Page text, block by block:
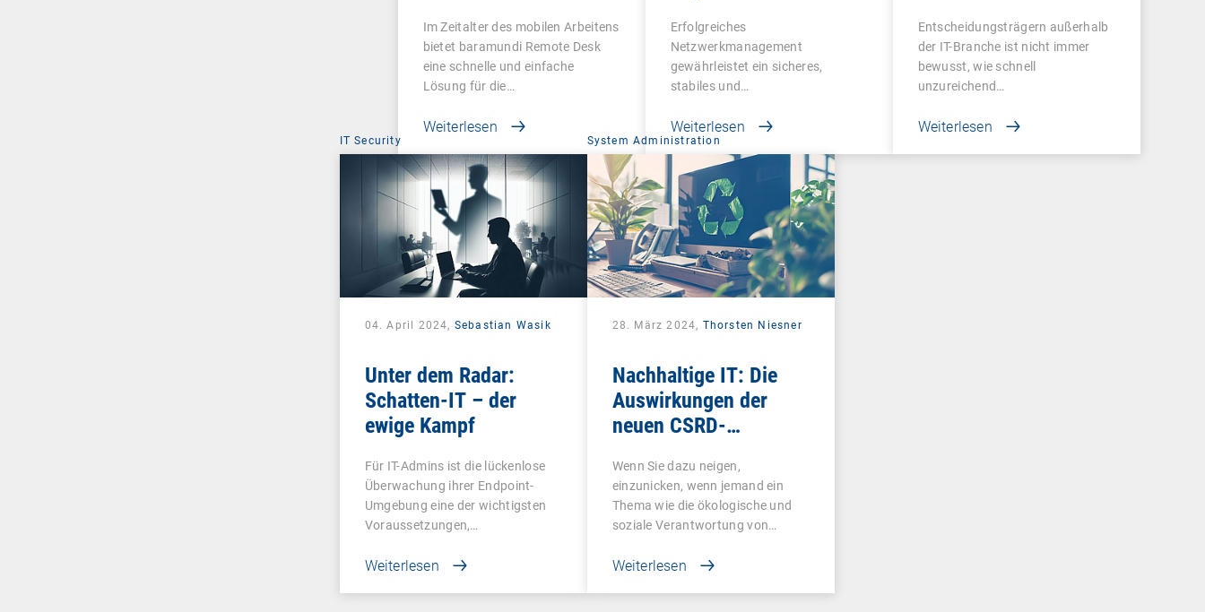
Im Zeitalter des mobilen Arbeitens
bietet baramundi Remote Desk
eine schnelle und einfache
Lösung für die…
Weiterlesen
Erfolgreiches
Netzwerkmanagement
gewährleistet ein sicheres,
stabiles und
in…
Weiterlesen
Entscheidungsträgern außerhalb
der IT-Branche ist nicht immer
bewusst, wie schnell
unzureichend…
Weiterlesen
IT Security
04. April 2024, Sebastian Wasik
Unter dem Radar:
Schatten-IT – der
ewige Kampf
Für IT-Admins ist die lückenlose
Überwachung ihrer Endpoint-
Umgebung eine der wichtigsten
Voraussetzungen,…
Weiterlesen
System Administration
28. März 2024, Thorsten Niesner
Nachhaltige IT: Die
Auswirkungen der
neuen CSRD-
Wenn Sie dazu neigen,
einzunicken, wenn jemand ein
Thema wie die ökologische und
soziale Verantwortung von…
Weiterlesen